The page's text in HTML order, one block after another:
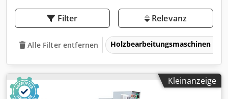
Filter Relevanz
Alle Filter entfernen Holzbearbeitungsmaschinen
Kleinanzeige